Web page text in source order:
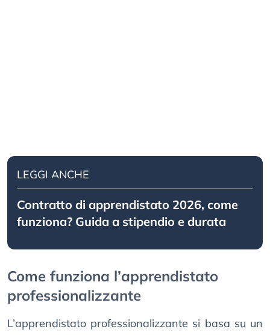
LEGGI ANCHE
Contratto di apprendistato 2026, come
funziona? Guida a stipendio e durata
Come funziona l’apprendistato
professionalizzante
L’apprendistato professionalizzante si basa su un